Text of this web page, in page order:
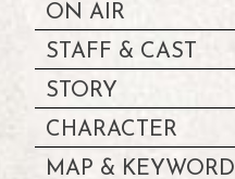
ON AIR
STAFF & CAST
STORY
CHARACTER
MAP & KEYWORD